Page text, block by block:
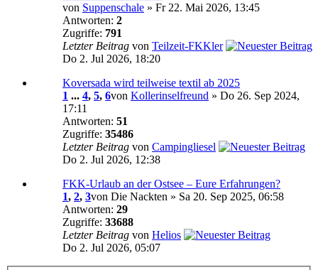
von Suppenschale » Fr 22. Mai 2026, 13:45
Antworten: 2
Zugriffe: 791
Letzter Beitrag von Teilzeit-FKKler
Do 2. Jul 2026, 18:20
Koversada wird teilweise textil ab 2025
1 ... 4, 5, 6von Kollerinselfreund » Do 26. Sep 2024,
17:11
Antworten: 51
Zugriffe: 35486
Letzter Beitrag von Campingliesel
Do 2. Jul 2026, 12:38
FKK-Urlaub an der Ostsee – Eure Erfahrungen?
1, 2, 3von Die Nackten » Sa 20. Sep 2025, 06:58
Antworten: 29
Zugriffe: 33688
Letzter Beitrag von Helios
Do 2. Jul 2026, 05:07